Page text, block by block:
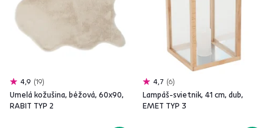
4,9 19
Umelá kožušina, béžová, 60x90,
RABIT TYP 2
4,7 6
Lampáš-svietnik, 41 cm, dub,
EMET TYP 3